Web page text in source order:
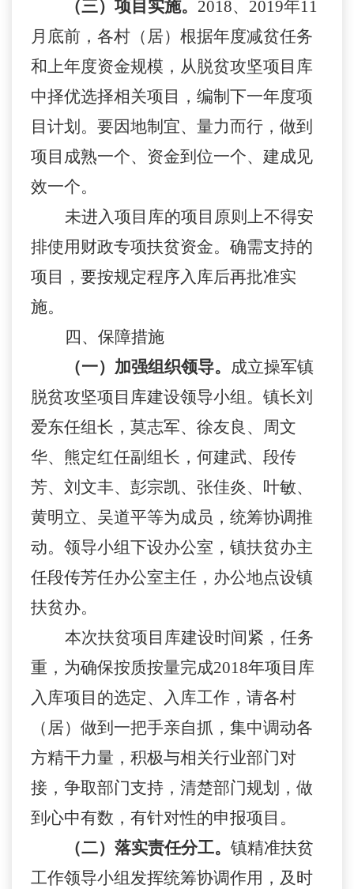
（三）项目实施。 2018、2019年11
月底前，各村（居） 根据年度减贫任务
和上年度资金规模，从脱贫攻坚项目库
中择优选择相关项目，编制下一年度项
目计划。要因地制宜、量力而行，做到
项目成熟一个、资金到位一个、建成见
效一个。
未进入项目库的项目原则上不得安
排使用财政专项扶贫资金。确需支持的
项目，要按规定程序入库后再批准实
施。
四、保障措施
（一）加强组织领导。 成立操军镇
脱贫攻坚项目库建设领导小组。镇长刘
爱东任组长，莫志军、徐友良、周文
华、熊定红任副组长，何建武、段传
芳、刘文丰、彭宗凯、张佳炎、叶敏、
黄明立、吴道平等为成员，统筹协调推
动。领导小组下设办公室，镇扶贫办主
任段传芳任办公室主任，办公地点设镇
扶贫办。
本次扶贫项目库建设时间紧，任务
重，为确保按质按量完成2018年项目库
入库项目的选定、入库工作，请各村
（居）做到 一把手亲自抓，集中调动各
方精干力量，积极与相关行业部门对
接，争取部门支持，清楚部门规划，做
到心中有数，有针对性的申报项目。
（二）落实责任分工。 镇精准扶贫
工作领导小组发挥统筹协调作用，及时